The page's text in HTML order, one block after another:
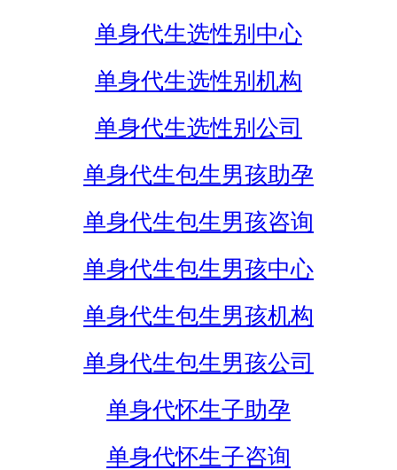
单身代生选性别中心
单身代生选性别机构
单身代生选性别公司
单身代生包生男孩助孕
单身代生包生男孩咨询
单身代生包生男孩中心
单身代生包生男孩机构
单身代生包生男孩公司
单身代怀生子助孕
单身代怀生子咨询